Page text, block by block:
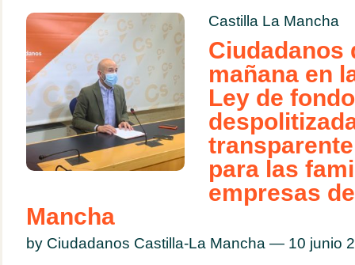
Castilla La Mancha
Ciudadanos
mañana en
Ley de
para las
empresas
Mancha
by Ciudadanos Castilla-La Mancha — 10 junio